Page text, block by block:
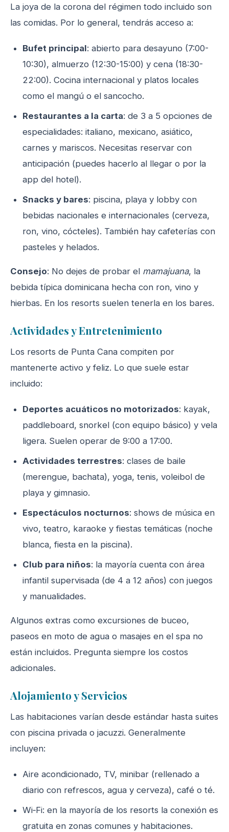
La joya de la corona del régimen todo incluido son
las comidas. Por lo general, tendrás acceso a:
Bufet principal: abierto para desayuno (7:00-
10:30), almuerzo (12:30-15:00) y cena (18:30-
22:00). Cocina internacional y platos locales
como el mangú o el sancocho.
Restaurantes a la carta: de 3 a 5 opciones de
especialidades: italiano, mexicano, asiático,
carnes y mariscos. Necesitas reservar con
anticipación (puedes hacerlo al llegar o por la
app del hotel).
Snacks y bares: piscina, playa y lobby con
bebidas nacionales e internacionales (cerveza,
ron, vino, cócteles). También hay cafeterías con
pasteles y helados.
Consejo: No dejes de probar el mamajuana, la
bebida típica dominicana hecha con ron, vino y
hierbas. En los resorts suelen tenerla en los bares.
Actividades y Entretenimiento
Los resorts de Punta Cana compiten por
mantenerte activo y feliz. Lo que suele estar
incluido:
Deportes acuáticos no motorizados: kayak,
paddleboard, snorkel (con equipo básico) y vela
ligera. Suelen operar de 9:00 a 17:00.
Actividades terrestres: clases de baile
(merengue, bachata), yoga, tenis, voleibol de
playa y gimnasio.
Espectáculos nocturnos: shows de música en
vivo, teatro, karaoke y fiestas temáticas (noche
blanca, fiesta en la piscina).
Club para niños: la mayoría cuenta con área
infantil supervisada (de 4 a 12 años) con juegos
y manualidades.
Algunos extras como excursiones de buceo,
paseos en moto de agua o masajes en el spa no
están incluidos. Pregunta siempre los costos
adicionales.
Alojamiento y Servicios
Las habitaciones varían desde estándar hasta suites
con piscina privada o jacuzzi. Generalmente
incluyen:
Aire acondicionado, TV, minibar (rellenado a
diario con refrescos, agua y cerveza), café o té.
Wi‑Fi: en la mayoría de los resorts la conexión es
gratuita en zonas comunes y habitaciones.